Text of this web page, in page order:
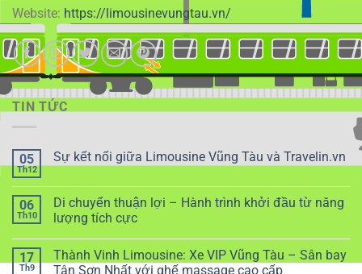
Website: https://limousinevungtau.vn/
TIN TỨC
05
Th12
Sự kết nối giữa Limousine Vũng Tàu và Travelin.vn
06
Th10
Di chuyển thuận lợi – Hành trình khởi đầu từ năng
lượng tích cực
17
Th9
Thành Vinh Limousine: Xe VIP Vũng Tàu – Sân bay
Tân Sơn Nhất với ghế massage cao cấp